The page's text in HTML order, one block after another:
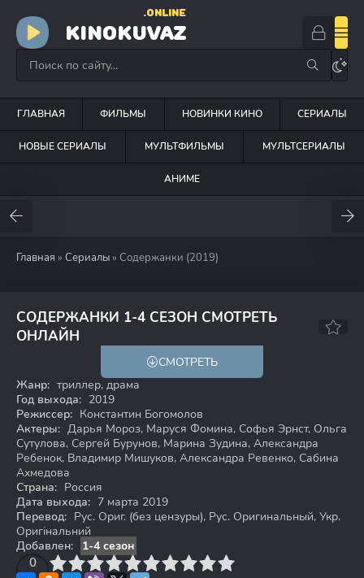
KINOKUVAZ
.ONLINE
ГЛАВНАЯ ФИЛЬМЫ НОВИНКИ КИНО СЕРИАЛЫ
НОВЫЕ СЕРИАЛЫ МУЛЬТФИЛЬМЫ МУЛЬТСЕРИАЛЫ
АНИМЕ
Главная » Сериалы » Содержанки (2019)
СОДЕРЖАНКИ 1-4 СЕЗОН СМОТРЕТЬ
ОНЛАЙН
СМОТРЕТЬ
Жанр: триллер, драма
Год выхода: 2019
Режиссер: Константин Богомолов
Актеры: Дарья Мороз, Маруся Фомина, Софья Эрнст, Ольга
Сутулова, Сергей Бурунов, Марина Зудина, Александра
Ребенок, Владимир Мишуков, Александра Ревенко, Сабина
Ахмедова
Страна: Россия
Дата выхода: 7 марта 2019
Перевод: Рус. Ориг. (без цензуры), Рус. Оригинальный, Укр.
Оригінальний
Добавлен:
1-4 сезон
0
4 6 7 8 9 10